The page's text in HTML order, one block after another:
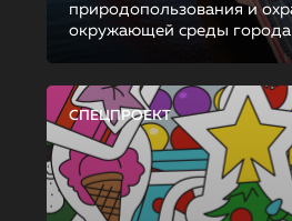
природопользования и
окружающей среды
СПЕЦПРОЕКТ